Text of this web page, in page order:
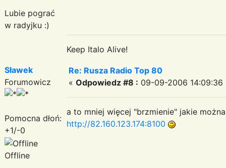
Lubie pograć
w radyjku :)
Keep Italo Alive!
Sławek
Forumowicz
Pomocna dłoń:
+1/-0
Offline
Re: Rusza Radio Top 80
« Odpowiedz #8 : 09-09-2006 14:09:36
a to mniej więcej "brzmienie" jakie
http://82.160.123.174:8100